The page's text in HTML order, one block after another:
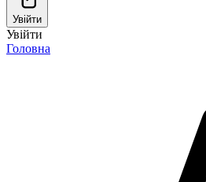
Увійти
Увійти
Головна